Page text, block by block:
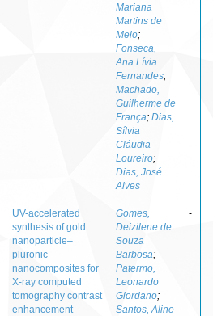
Mariana
Martins de
Melo;
Fonseca,
Ana Lívia
Fernandes;
Machado,
Guilherme de
França; Dias,
Sílvia
Cláudia
Loureiro;
Dias, José
Alves
UV-accelerated
synthesis of gold
nanoparticle–
pluronic
nanocomposites for
X-ray computed
tomography contrast
enhancement
Gomes,
Deizilene de
Souza
Barbosa;
Patermo,
Leonardo
Giordano;
Santos, Aline
-